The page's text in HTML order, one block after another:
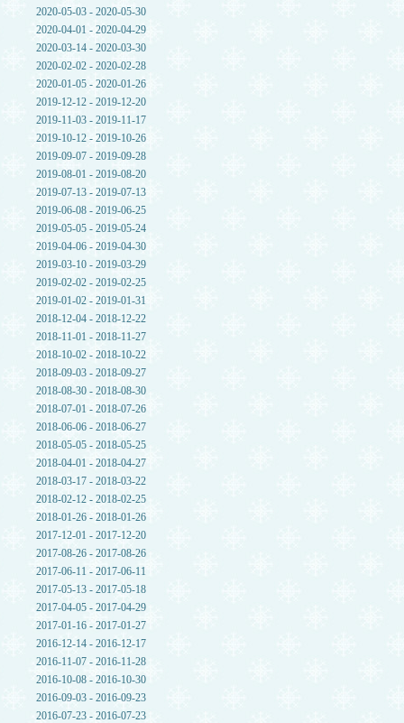
2020-05-03 - 2020-05-30
2020-04-01 - 2020-04-29
2020-03-14 - 2020-03-30
2020-02-02 - 2020-02-28
2020-01-05 - 2020-01-26
2019-12-12 - 2019-12-20
2019-11-03 - 2019-11-17
2019-10-12 - 2019-10-26
2019-09-07 - 2019-09-28
2019-08-01 - 2019-08-20
2019-07-13 - 2019-07-13
2019-06-08 - 2019-06-25
2019-05-05 - 2019-05-24
2019-04-06 - 2019-04-30
2019-03-10 - 2019-03-29
2019-02-02 - 2019-02-25
2019-01-02 - 2019-01-31
2018-12-04 - 2018-12-22
2018-11-01 - 2018-11-27
2018-10-02 - 2018-10-22
2018-09-03 - 2018-09-27
2018-08-30 - 2018-08-30
2018-07-01 - 2018-07-26
2018-06-06 - 2018-06-27
2018-05-05 - 2018-05-25
2018-04-01 - 2018-04-27
2018-03-17 - 2018-03-22
2018-02-12 - 2018-02-25
2018-01-26 - 2018-01-26
2017-12-01 - 2017-12-20
2017-08-26 - 2017-08-26
2017-06-11 - 2017-06-11
2017-05-13 - 2017-05-18
2017-04-05 - 2017-04-29
2017-01-16 - 2017-01-27
2016-12-14 - 2016-12-17
2016-11-07 - 2016-11-28
2016-10-08 - 2016-10-30
2016-09-03 - 2016-09-23
2016-07-23 - 2016-07-23